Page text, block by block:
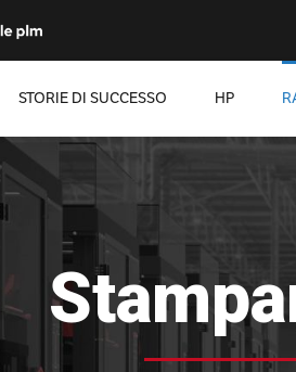
STORIE DI SUCCESSO HP